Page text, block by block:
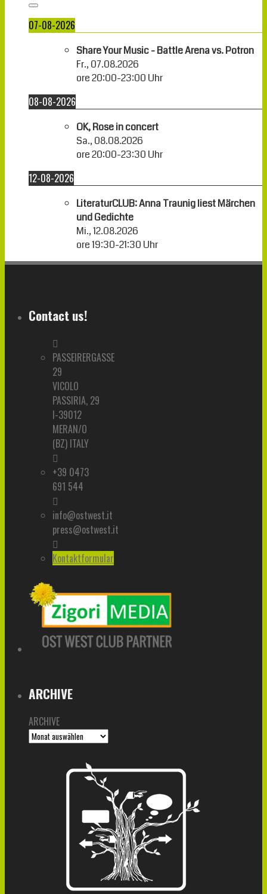
07-08-2026
Share Your Music - Battle Arena vs. Potron
Fr., 07.08.2026
ore20:00-23:00 Uhr
08-08-2026
OK, Rose in concert
Sa., 08.08.2026
ore20:00-23:30 Uhr
12-08-2026
LiteraturCLUB: Anna Traunig liest Märchen
und Gedichte
Mi., 12.08.2026
ore19:30-21:30 Uhr
Contact us!
PASSEIRERGASSE
29
VICOLO
PASSIRIA, 29
I-39012
MERAN/O
(BZ) ITALY
+39 0473
691 544
info@ostwest.it
press@ostwest.it
Kontaktformular
ARCHIVE
ARCHIVE